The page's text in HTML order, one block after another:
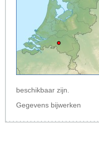
beschikbaar zijn.
Gegevens bijwerken